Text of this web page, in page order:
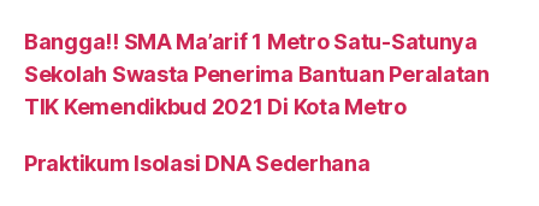
Bangga!! SMA Ma’arif 1 Metro Satu-Satunya
Sekolah Swasta Penerima Bantuan Peralatan
TIK Kemendikbud 2021 Di Kota Metro
Praktikum Isolasi DNA Sederhana